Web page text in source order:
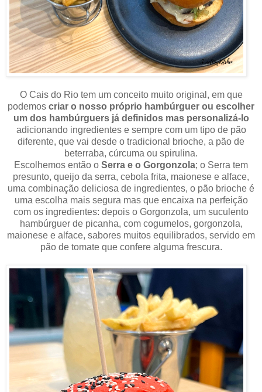
O Cais do Rio tem um conceito muito original, em que
podemos criar o nosso próprio hambúrguer ou escolher
um dos hambúrguers já definidos mas personalizá-lo
adicionando ingredientes e sempre com um tipo de pão
diferente, que vai desde o tradicional brioche, a pão de
beterraba, cúrcuma ou spirulina.
Escolhemos então o Serra e o Gorgonzola; o Serra tem
presunto, queijo da serra, cebola frita, maionese e alface,
uma combinação deliciosa de ingredientes, o pão brioche é
uma escolha mais segura mas que encaixa na perfeição
com os ingredientes: depois o Gorgonzola, um suculento
hambúrguer de picanha, com cogumelos, gorgonzola,
maionese e alface, sabores muitos equilibrados, servido em
pão de tomate que confere alguma frescura.